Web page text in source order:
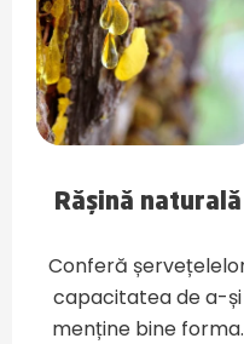
Rășină naturală
Conferă
capacitatea de a-și
menține bine forma.